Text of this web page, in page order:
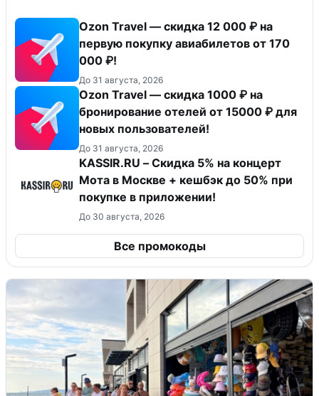
Ozon Travel — скидка 12 000 ₽ на
первую покупку авиабилетов от 170
000 ₽!
До 31 августа, 2026
Ozon Travel — скидка 1000 ₽ на
бронирование отелей от 15000 ₽ для
новых пользователей!
До 31 августа, 2026
KASSIR.RU – Скидка 5% на концерт
Мота в Москве + кешбэк до 50% при
покупке в приложении!
До 30 августа, 2026
Все промокоды